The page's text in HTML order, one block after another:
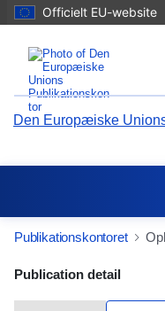
Officielt EU-website
Den Europæiske
Publikationskontoret
Publication
Publication detail